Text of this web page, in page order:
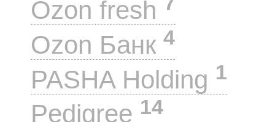
Ozon fresh
Ozon Банк 4
PASHA Holding 1
Pedigree 14